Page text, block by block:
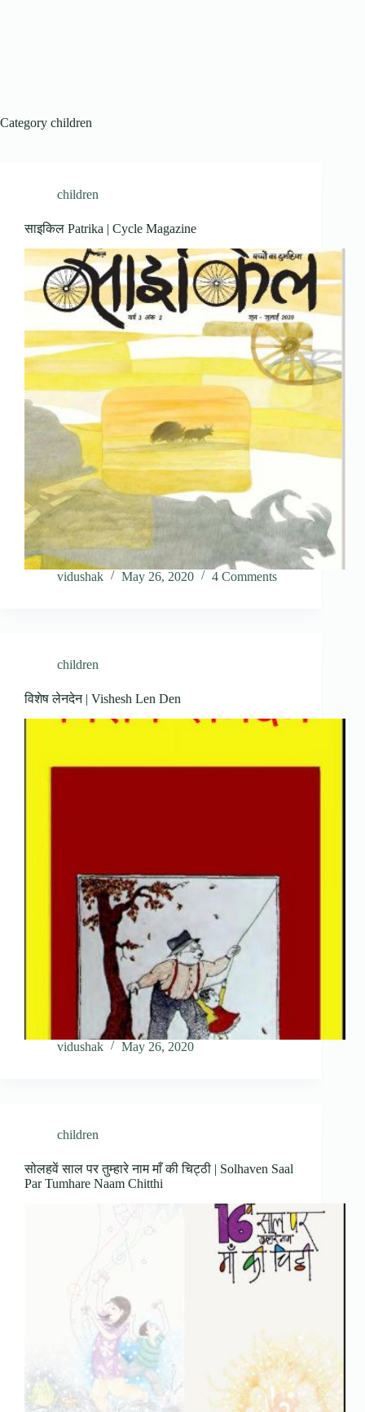
Category children
children
साइकिल Patrika | Cycle Magazine
vidushak May 26, 2020 4 Comments
children
विशेष लेनदेन | Vishesh Len Den
vidushak May 26, 2020
children
सोलहवें साल पर तुम्हारे नाम माँ की चिट्ठी | Solhaven Saal
Par Tumhare Naam Chitthi